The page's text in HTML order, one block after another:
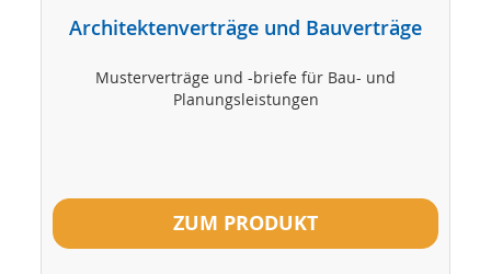
Architektenverträge und Bauverträge
Musterverträge und -briefe für Bau- und
Planungsleistungen
ZUM PRODUKT